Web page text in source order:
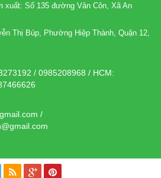
xuất: Số 135 đường Vân Côn, Xã An
Thị Búp, Phường Hiệp Thành, Quận 12,
/ 0985208968 / HCM:
/